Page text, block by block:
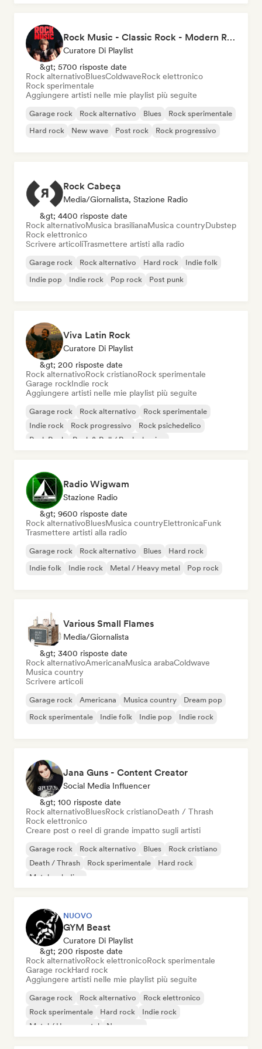
Rock Music - Classic Rock - Modern Rock
Curatore Di Playlist
&gt; 5700 risposte date
Rock alternativoBluesColdwaveRock elettronico
Rock sperimentale
Aggiungere artisti nelle mie playlist più seguite
Garage rock Rock alternativo Blues
Rock sperimentale
Hard rock
New wave Post rock Rock progressivo
Rock Cabeça
Media/Giornalista, Stazione Radio
&gt; 4400 risposte date
Rock alternativoMusica brasilianaMusica countryDubstep
Rock elettronico
Scrivere articoliTrasmettere artisti alla radio
Garage rock Rock alternativo Hard rock
Indie folk
Indie pop
Indie rock Pop rock Post punk
Viva Latin Rock
Curatore Di Playlist
&gt; 200 risposte date
Rock alternativoRock cristianoRock sperimentale
Garage rockIndie rock
Aggiungere artisti nelle mie playlist più seguite
Garage rock Rock alternativo
Rock sperimentale
Indie rock
Rock progressivo
Rock psichedelico
Punk Rock
Rock & Roll / Rock classico
Radio Wigwam
Stazione Radio
&gt; 9600 risposte date
Rock alternativoBluesMusica countryElettronicaFunk
Trasmettere artisti alla radio
Garage rock Rock alternativo Blues
Hard rock
Indie folk
Indie rock Metal / Heavy metal Pop rock
Various Small Flames
Media/Giornalista
&gt; 3400 risposte date
Rock alternativoAmericanaMusica arabaColdwave
Musica country
Scrivere articoli
Garage rock Americana Musica country
Dream pop
Rock sperimentale
Indie folk Indie pop Indie rock
Jana Guns - Content Creator
Social Media Influencer
&gt; 100 risposte date
Rock alternativoBluesRock cristianoDeath / Thrash
Rock elettronico
Creare post o reel di grande impatto sugli artisti
Garage rock Rock alternativo Blues
Rock cristiano
Death / Thrash
Rock sperimentale
Hard rock
Metal melodico
NUOVO
GYM Beast
Curatore Di Playlist
&gt; 200 risposte date
Rock alternativoRock elettronicoRock sperimentale
Garage rockHard rock
Aggiungere artisti nelle mie playlist più seguite
Garage rock Rock alternativo
Rock elettronico
Rock sperimentale
Hard rock
Indie rock
Metal / Heavy metal
New wave